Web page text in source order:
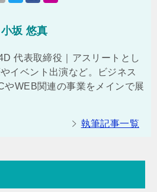
小坂 悠真
代表取締役｜アスリートとし
イベント出演など。ビジネス
やWEB関連の事業をメインで展
執筆記事一覧